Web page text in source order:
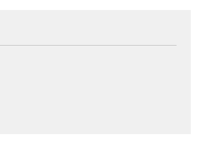
i ny flik, extern webbplats,
flik, extern webbplats,
i ny flik, extern webbplats,
din e-postklient,